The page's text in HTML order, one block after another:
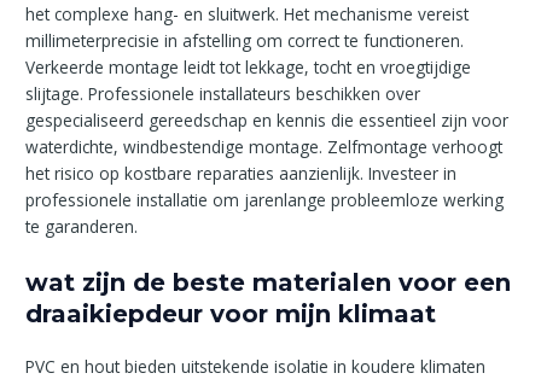
het complexe hang- en sluitwerk. Het mechanisme vereist
millimeterprecisie in afstelling om correct te functioneren.
Verkeerde montage leidt tot lekkage, tocht en vroegtijdige
slijtage. Professionele installateurs beschikken over
gespecialiseerd gereedschap en kennis die essentieel zijn voor
waterdichte, windbestendige montage. Zelfmontage verhoogt
het risico op kostbare reparaties aanzienlijk. Investeer in
professionele installatie om jarenlange probleemloze werking
te garanderen.
wat zijn de beste materialen voor een
draaikiepdeur voor mijn klimaat
PVC en hout bieden uitstekende isolatie in koudere klimaten